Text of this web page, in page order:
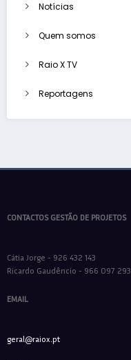
Notícias
Quem somos
Raio X TV
Reportagens
CONTACTOS GESTÃO DE PROJETOS
Cátia Jorge - 926 432 143
Ricardo Gaudêncio - 966 097 293
EMAIL
geral@raiox.pt